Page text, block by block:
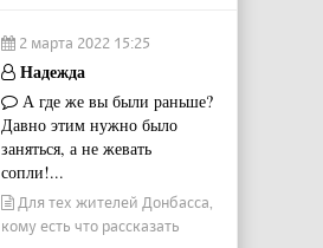
2 марта 2022 15:25
Надежда
А где же вы были раньше?
Давно этим нужно было
заняться, а не жевать
сопли!...
Для тех жителей Донбасса,
кому есть что рассказать